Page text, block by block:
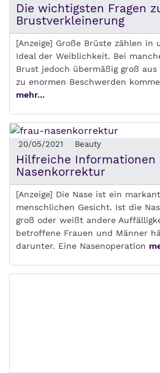
Die wichtigsten Fragen
Brustverkleinerung
[Anzeige] Große Brüste zählen in
Ideal der Weiblichkeit. Bei
Brust jedoch übermäßig groß
zu enormen Beschwerden
mehr...
20/05/2021 Beauty
Hilfreiche Informationen
Nasenkorrektur
[Anzeige] Die Nase ist ein
menschlichen Gesicht. Ist die
groß oder weißt andere
betroffene Frauen und Männer
darunter. Eine Nasenoperation